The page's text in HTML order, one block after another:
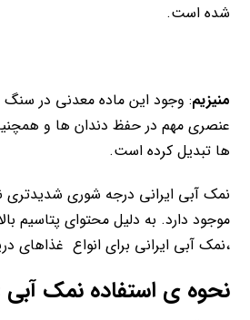
شده است.
منیزیم: وجود این ماده معدنی در سنگ
عنصری مهم در حفظ دندان ها و
ها تبدیل کرده است.
نمک آبی ایرانی درجه شوری
موجود دارد. به دلیل محتوای پتاسیم
،نمک آبی ایرانی برای انواع غذاهای
نحوه ی استفاده نمک آبی